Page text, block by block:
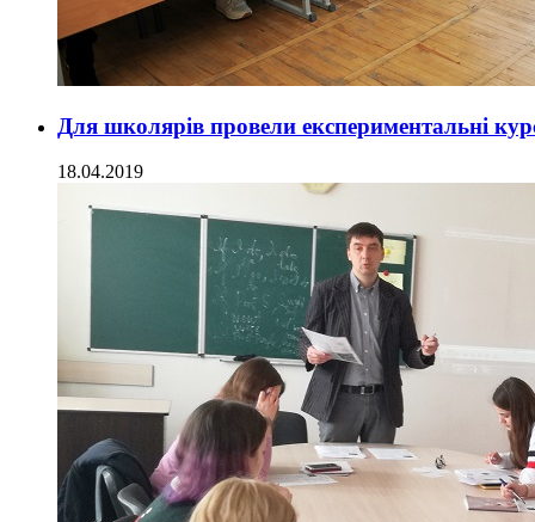
Для школярів провели експериментальні
18.04.2019